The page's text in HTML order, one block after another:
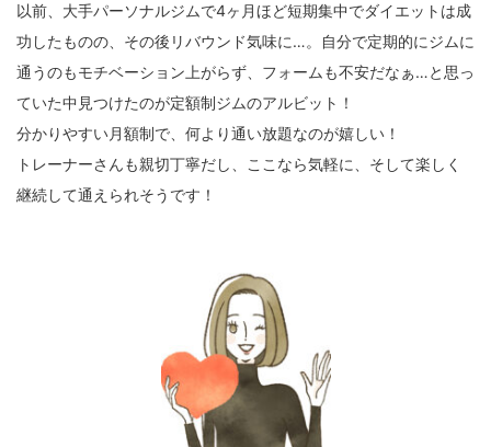
以前、大手パーソナルジムで4ヶ月ほど短期集中でダイエットは成
功したものの、その後リバウンド気味に…。自分で定期的にジムに
通うのもモチベーション上がらず、フォームも不安だなぁ…と思っ
ていた中見つけたのが定額制ジムのアルビット！
分かりやすい月額制で、何より通い放題なのが嬉しい！
トレーナーさんも親切丁寧だし、ここなら気軽に、そして楽しく
継続して通えられそうです！